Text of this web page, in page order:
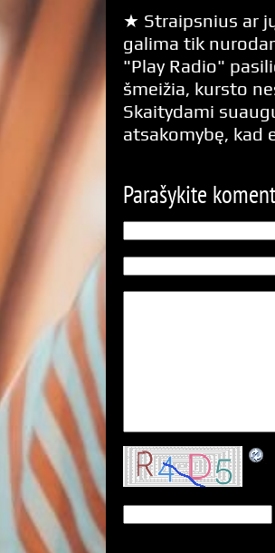
★ Straipsnius ar
galima tik
"Play Radio"
šmeižia, kursto
Skaitydami
atsakomybę, kad
Parašykite